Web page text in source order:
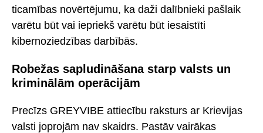
ticamības novērtējumu, ka daži dalībnieki pašlaik
varētu būt vai iepriekš varētu būt iesaistīti
kibernoziedzības darbībās.
Robežas sapludināšana starp valsts un
kriminālām operācijām
Precīzs GREYVIBE attiecību raksturs ar Krievijas
valsti joprojām nav skaidrs. Pastāv vairākas